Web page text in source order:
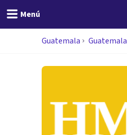
Menú
Guatemala Guatemala